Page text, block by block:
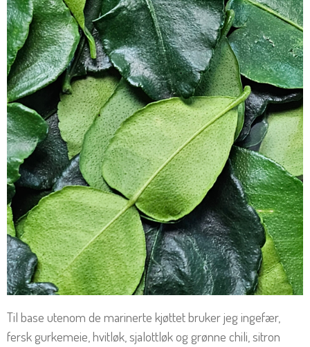
Til base utenom de marinerte kjøttet bruker jeg ingefær,
fersk gurkemeie, hvitløk, sjalottløk og grønne chili, sitron